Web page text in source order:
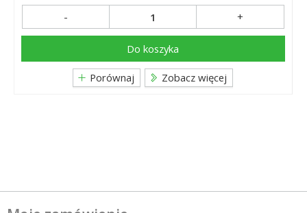
- +
Do koszyka
Porównaj Zobacz więcej